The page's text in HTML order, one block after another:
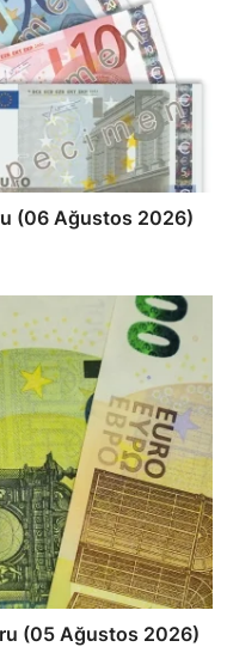
(06 Ağustos 2026)
(05 Ağustos 2026)